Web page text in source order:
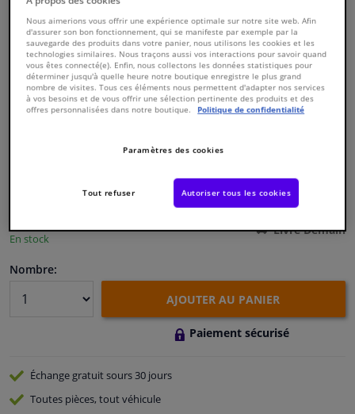
Fenêtres & accessoires
Intérieur & ameublement
Styling & Performance
Atelier & outils
Camping-car, moto & vélo
Promotions et réductions
Numéro de produit d'origine:0172602
Voir les spécifications du produit
En stock
Livré Demain
Nombre:
AJOUTER AU PANIER
Paiement sécurisé
Échange gratuitsours 30 jours
Toutes pièces, tout véhicule
Nous aimerions vous offrir une expérience optimale sur notre site web. Afin
d'assurer son bon fonctionnement, qui se manifeste par exemple par la
sauvegarde des produits dans votre panier, nous utilisons les cookies et les
technologies similaires. Nous traçons aussi vos interactions pour savoir quand
vous êtes connecté(e). Enfin, nous collectons les données statistiques pour
déterminer jusqu'à quelle heure notre boutique enregistre le plus grand
nombre de visites. Tous ces éléments nous permettent d'adapter nos services
à vos besoins et de vous offrir une sélection pertinente des produits et des
offres personnalisées dans notre boutique.
Politique de confidentialité
Paramètres des cookies
Tout refuser Autoriser tous les cookies